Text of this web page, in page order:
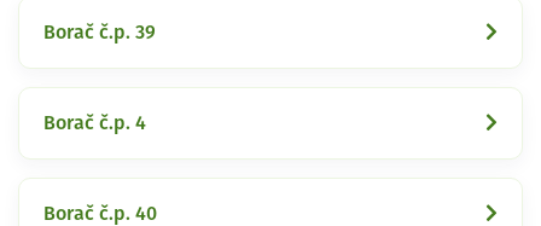
Borač č.p. 39
Borač č.p. 4
Borač č.p. 40